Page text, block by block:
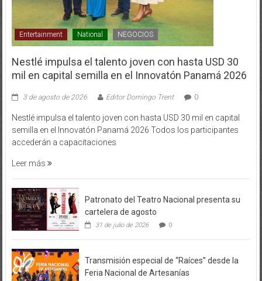
Entertainment National NEGOCIOS
Nestlé impulsa el talento joven con hasta USD 30
mil en capital semilla en el Innovatón Panamá 2026
3 de agosto de 2026 Editor Domingo Trent 0
Nestlé impulsa el talento joven con hasta USD 30 mil en capital
semilla en el Innovatón Panamá 2026 Todos los participantes
accederán a capacitaciones
Leer más
Patronato del Teatro Nacional presenta su
cartelera de agosto
31 de julio de 2026 0
Transmisión especial de “Raíces” desde la
Feria Nacional de Artesanías